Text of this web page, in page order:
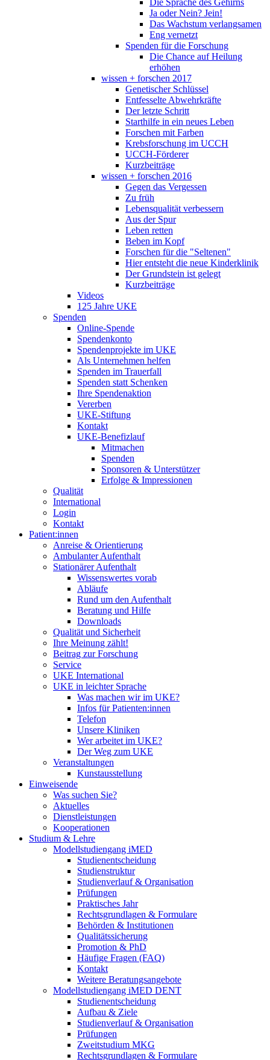
Die Sprache des Gehirns
Ja oder Nein? Jein!
Das Wachstum verlangsamen
Eng vernetzt
Spenden für die Forschung
Die Chance auf Heilung
erhöhen
wissen + forschen 2017
Genetischer Schlüssel
Entfesselte Abwehrkräfte
Der letzte Schritt
Starthilfe in ein neues Leben
Forschen mit Farben
Krebsforschung im UCCH
UCCH-Förderer
Kurzbeiträge
wissen + forschen 2016
Gegen das Vergessen
Zu früh
Lebensqualität verbessern
Aus der Spur
Leben retten
Beben im Kopf
Forschen für die "Seltenen"
Hier entsteht die neue Kinderklinik
Der Grundstein ist gelegt
Kurzbeiträge
Videos
125 Jahre UKE
Spenden
Online-Spende
Spendenkonto
Spendenprojekte im UKE
Als Unternehmen helfen
Spenden im Trauerfall
Spenden statt Schenken
Ihre Spendenaktion
Vererben
UKE-Stiftung
Kontakt
UKE-Benefizlauf
Mitmachen
Spenden
Sponsoren & Unterstützer
Erfolge & Impressionen
Qualität
International
Login
Kontakt
Patient:innen
Anreise & Orientierung
Ambulanter Aufenthalt
Stationärer Aufenthalt
Wissenswertes vorab
Abläufe
Rund um den Aufenthalt
Beratung und Hilfe
Downloads
Qualität und Sicherheit
Ihre Meinung zählt!
Beitrag zur Forschung
Service
UKE International
UKE in leichter Sprache
Was machen wir im UKE?
Infos für Patienten:innen
Telefon
Unsere Kliniken
Wer arbeitet im UKE?
Der Weg zum UKE
Veranstaltungen
Kunstausstellung
Einweisende
Was suchen Sie?
Aktuelles
Dienstleistungen
Kooperationen
Studium & Lehre
Modellstudiengang iMED
Studienentscheidung
Studienstruktur
Studienverlauf & Organisation
Prüfungen
Praktisches Jahr
Rechtsgrundlagen & Formulare
Behörden & Institutionen
Qualitätssicherung
Promotion & PhD
Häufige Fragen (FAQ)
Kontakt
Weitere Beratungsangebote
Modellstudiengang iMED DENT
Studienentscheidung
Aufbau & Ziele
Studienverlauf & Organisation
Prüfungen
Zweitstudium MKG
Rechtsgrundlagen & Formulare